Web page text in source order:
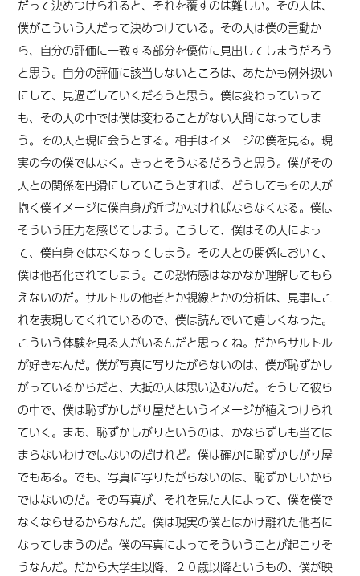
だって決めつけられると、それを覆すのは難しい。その人は、
僕がこういう人だって決めつけている。その人は僕の言動か
ら、自分の評価に一致する部分を優位に見出してしまうだろう
と思う。自分の評価に該当しないところは、あたかも例外扱い
にして、見過ごしていくだろうと思う。僕は変わっていって
も、その人の中では僕は変わることがない人間になってしま
う。その人と現に会うとする。相手はイメージの僕を見る。現
実の今の僕ではなく。きっとそうなるだろうと思う。僕がその
人との関係を円滑にしていこうとすれば、どうしてもその人が
抱く僕イメージに僕自身が近づかなければならなくなる。僕は
そういう圧力を感じてしまう。こうして、僕はその人によっ
て、僕自身ではなくなってしまう。その人との関係において、
僕は他者化されてしまう。この恐怖感はなかなか理解してもら
えないのだ。サルトルの他者とか視線とかの分析は、見事にこ
れを表現してくれているので、僕は読んでいて嬉しくなった。
こういう体験を見る人がいるんだと思ってね。だからサルトル
が好きなんだ。僕が写真に写りたがらないのは、僕が恥ずかし
がっているからだと、大抵の人は思い込むんだ。そうして彼ら
の中で、僕は恥ずかしがり屋だというイメージが植えつけられ
ていく。まあ、恥ずかしがりというのは、かならずしも当ては
まらないわけではないのだけれど。僕は確かに恥ずかしがり屋
でもある。でも、写真に写りたがらないのは、恥ずかしいから
ではないのだ。その写真が、それを見た人によって、僕を僕で
なくならせるからなんだ。僕は現実の僕とはかけ離れた他者に
なってしまうのだ。僕の写真によってそういうことが起こりそ
うなんだ。だから大学生以降、２０歳以降というもの、僕が映